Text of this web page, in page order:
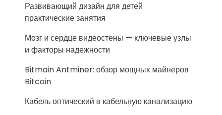
Развивающий дизайн для детей
практические занятия
Мозг и сердце видеостены — ключевые узлы
и факторы надежности
Bitmain Antminer: обзор мощных майнеров
Bitcoin
Кабель оптический в кабельную канализацию